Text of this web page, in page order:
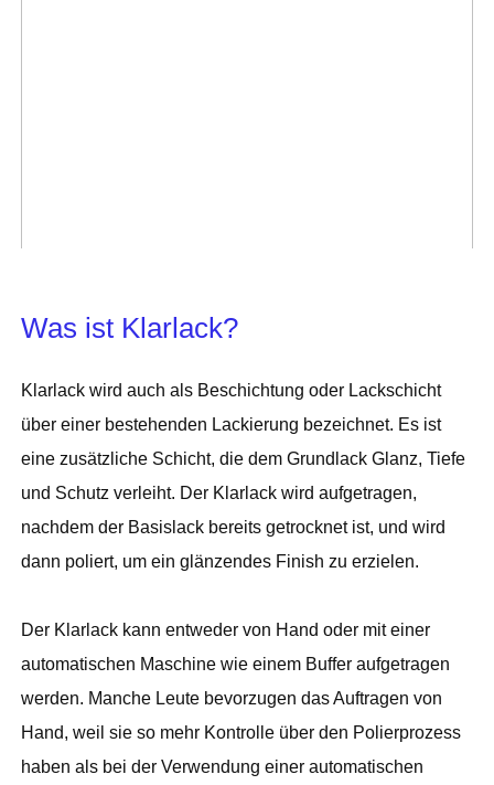
Was ist Klarlack?
Klarlack wird auch als Beschichtung oder Lackschicht
über einer bestehenden Lackierung bezeichnet. Es ist
eine zusätzliche Schicht, die dem Grundlack Glanz, Tiefe
und Schutz verleiht. Der Klarlack wird aufgetragen,
nachdem der Basislack bereits getrocknet ist, und wird
dann poliert, um ein glänzendes Finish zu erzielen.
Der Klarlack kann entweder von Hand oder mit einer
automatischen Maschine wie einem Buffer aufgetragen
werden. Manche Leute bevorzugen das Auftragen von
Hand, weil sie so mehr Kontrolle über den Polierprozess
haben als bei der Verwendung einer automatischen